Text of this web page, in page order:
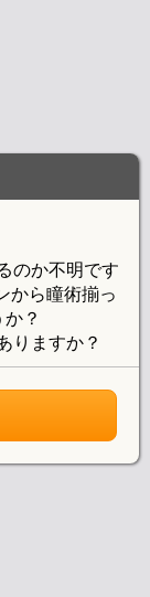
のか不明です
から瞳術揃っ
？
りますか？